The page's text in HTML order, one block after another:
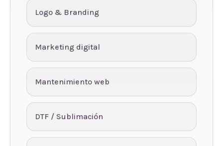
Logo & Branding
Marketing digital
Mantenimiento web
DTF / Sublimación